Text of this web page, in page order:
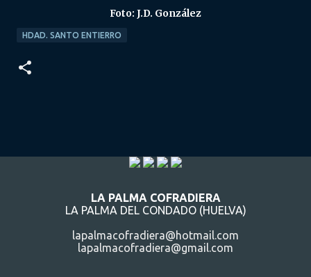
Foto: J.D. González
HDAD. SANTO ENTIERRO
LA PALMA COFRADIERA
LA PALMA DEL CONDADO (HUELVA)
lapalmacofradiera@hotmail.com
lapalmacofradiera@gmail.com